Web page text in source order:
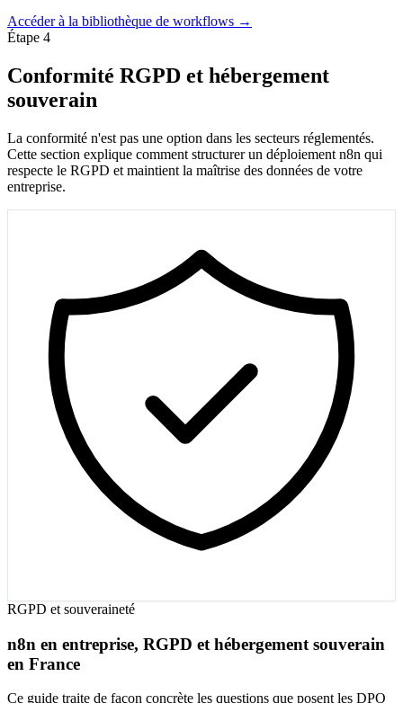
Accéder à la bibliothèque de workflows →
Étape 4
Conformité RGPD et hébergement
souverain
La conformité n'est pas une option dans les secteurs réglementés.
Cette section explique comment structurer un déploiement n8n qui
respecte le RGPD et maintient la maîtrise des données de votre
entreprise.
RGPD et souveraineté
n8n en entreprise, RGPD et hébergement souverain
en France
Ce guide traite de façon concrète les questions que posent les DPO